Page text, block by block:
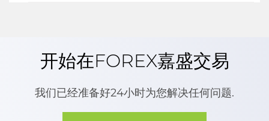
开始在FOREX嘉盛交易
我们已经准备好24小时为您解决任何问题.